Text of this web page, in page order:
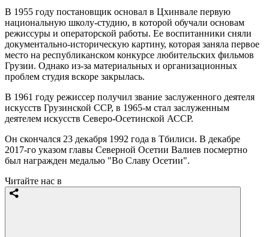
В 1955 году постановщик основал в Цхинвале первую
национальную школу-студию, в которой обучали основам
режиссуры и операторской работы. Ее воспитанники сняли
документально-историческую картину, которая заняла первое
место на республиканском конкурсе любительских фильмов
Грузии. Однако из-за материальных и организационных
проблем студия вскоре закрылась.
В 1961 году режиссер получил звание заслуженного деятеля
искусств Грузинской ССР, в 1965-м стал заслуженным
деятелем искусств Северо-Осетинской АССР.
Он скончался 23 декабря 1992 года в Тбилиси. В декабре
2017-го указом главы Северной Осетии Валиев посмертно
был награжден медалью "Во Славу Осетии".
Читайте нас в